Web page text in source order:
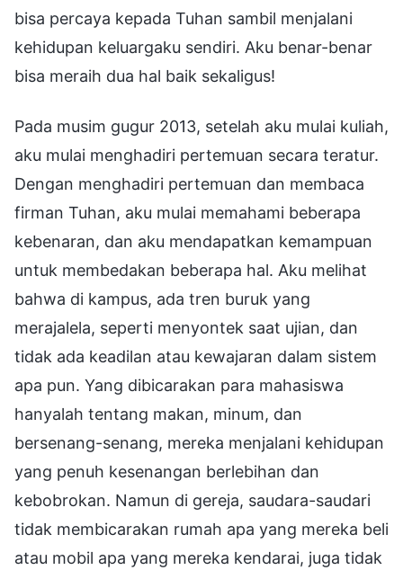
bisa percaya kepada Tuhan sambil menjalani
kehidupan keluargaku sendiri. Aku benar-benar
bisa meraih dua hal baik sekaligus!
Pada musim gugur 2013, setelah aku mulai kuliah,
aku mulai menghadiri pertemuan secara teratur.
Dengan menghadiri pertemuan dan membaca
firman Tuhan, aku mulai memahami beberapa
kebenaran, dan aku mendapatkan kemampuan
untuk membedakan beberapa hal. Aku melihat
bahwa di kampus, ada tren buruk yang
merajalela, seperti menyontek saat ujian, dan
tidak ada keadilan atau kewajaran dalam sistem
apa pun. Yang dibicarakan para mahasiswa
hanyalah tentang makan, minum, dan
bersenang-senang, mereka menjalani kehidupan
yang penuh kesenangan berlebihan dan
kebobrokan. Namun di gereja, saudara-saudari
tidak membicarakan rumah apa yang mereka beli
atau mobil apa yang mereka kendarai, juga tidak